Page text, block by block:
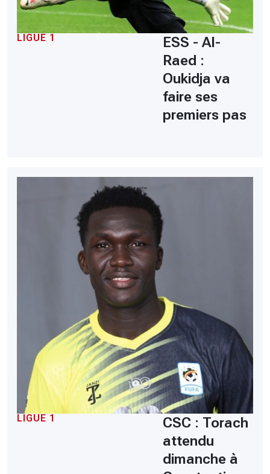
LIGUE 1
ESS - Al-
Raed :
Oukidja va
faire ses
premiers pas
LIGUE 1
CSC : Torach
attendu
dimanche à